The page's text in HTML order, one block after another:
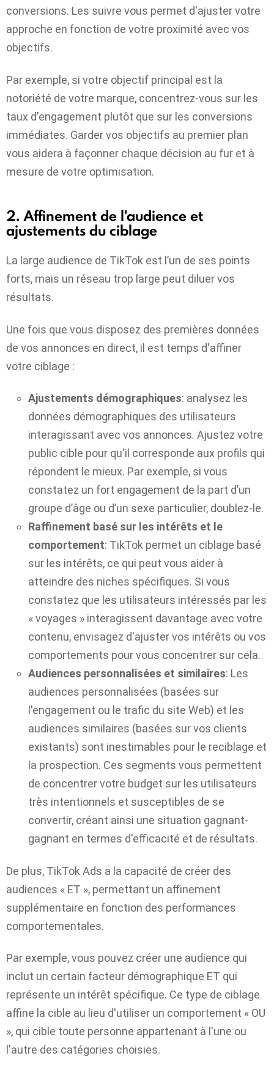
conversions. Les suivre vous permet d'ajuster votre
approche en fonction de votre proximité avec vos
objectifs.
Par exemple, si votre objectif principal est la
notoriété de votre marque, concentrez-vous sur les
taux d'engagement plutôt que sur les conversions
immédiates. Garder vos objectifs au premier plan
vous aidera à façonner chaque décision au fur et à
mesure de votre optimisation.
2. Affinement de l'audience et
ajustements du ciblage
La large audience de TikTok est l’un de ses points
forts, mais un réseau trop large peut diluer vos
résultats.
Une fois que vous disposez des premières données
de vos annonces en direct, il est temps d'affiner
votre ciblage :
Ajustements démographiques: analysez les
données démographiques des utilisateurs
interagissant avec vos annonces. Ajustez votre
public cible pour qu'il corresponde aux profils qui
répondent le mieux. Par exemple, si vous
constatez un fort engagement de la part d’un
groupe d’âge ou d’un sexe particulier, doublez-le.
Raffinement basé sur les intérêts et le
comportement: TikTok permet un ciblage basé
sur les intérêts, ce qui peut vous aider à
atteindre des niches spécifiques. Si vous
constatez que les utilisateurs intéressés par les
« voyages » interagissent davantage avec votre
contenu, envisagez d'ajuster vos intérêts ou vos
comportements pour vous concentrer sur cela.
Audiences personnalisées et similaires: Les
audiences personnalisées (basées sur
l'engagement ou le trafic du site Web) et les
audiences similaires (basées sur vos clients
existants) sont inestimables pour le reciblage et
la prospection. Ces segments vous permettent
de concentrer votre budget sur les utilisateurs
très intentionnels et susceptibles de se
convertir, créant ainsi une situation gagnant-
gagnant en termes d'efficacité et de résultats.
De plus, TikTok Ads a la capacité de créer des
audiences « ET », permettant un affinement
supplémentaire en fonction des performances
comportementales.
Par exemple, vous pouvez créer une audience qui
inclut un certain facteur démographique ET qui
représente un intérêt spécifique. Ce type de ciblage
affine la cible au lieu d'utiliser un comportement « OU
», qui cible toute personne appartenant à l'une ou
l'autre des catégories choisies.